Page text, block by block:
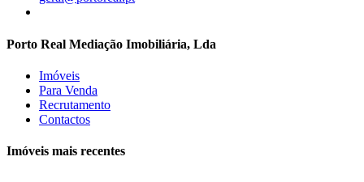
Porto Real Mediação Imobiliária, Lda
Imóveis
Para Venda
Recrutamento
Contactos
Imóveis mais recentes